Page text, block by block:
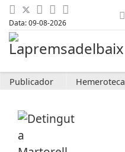
Data: 09-08-2026
Publicador Hemeroteca